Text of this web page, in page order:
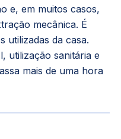
e, em muitos casos,
mecânica. É
utilizadas da casa.
utilização sanitária e
mais de uma hora